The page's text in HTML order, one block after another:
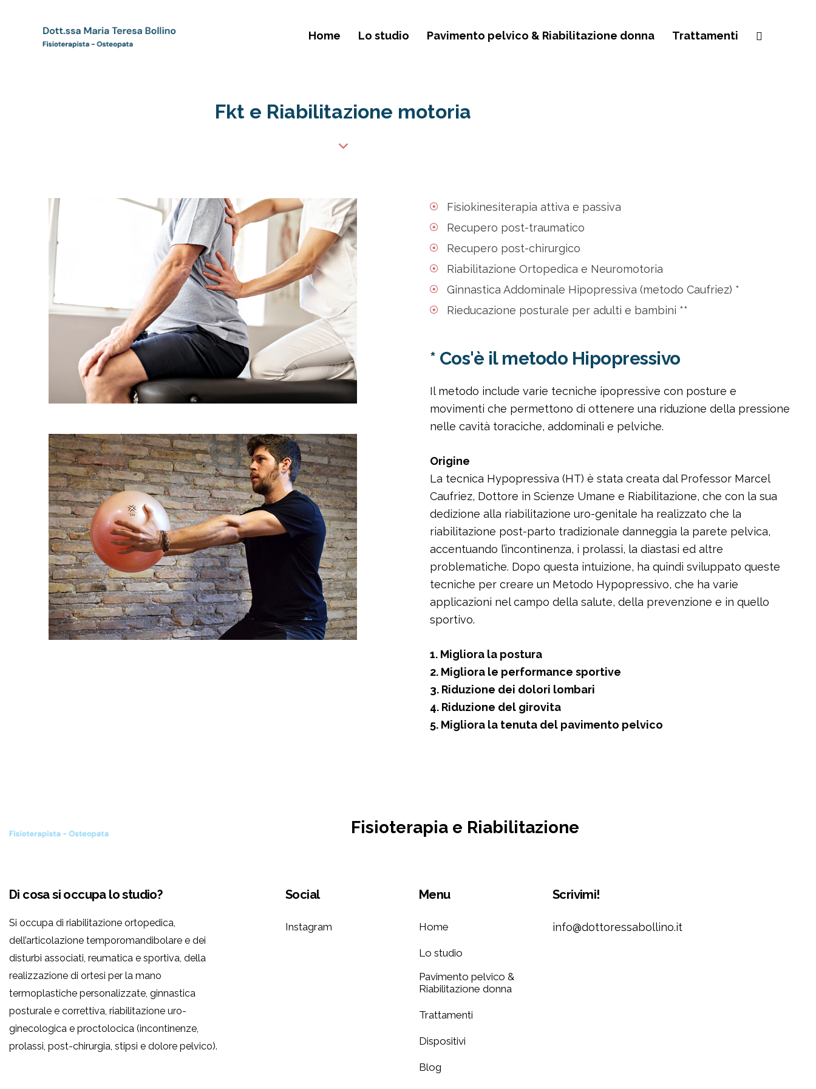
Home Lo studio Pavimento pelvico & Riabilitazione donna Trattamenti
Fkt e Riabilitazione motoria
Fisiokinesiterapia attiva e passiva
Recupero post-traumatico
Recupero post-chirurgico
Riabilitazione Ortopedica e Neuromotoria
Ginnastica Addominale Hipopressiva (metodo Caufriez) *
Rieducazione posturale per adulti e bambini **
* Cos'è il metodo Hipopressivo
Il metodo include varie tecniche ipopressive con posture e
movimenti che permettono di ottenere una riduzione della pressione
nelle cavità toraciche, addominali e pelviche.
Origine
La tecnica Hypopressiva (HT) è stata creata dal Professor Marcel
Caufriez, Dottore in Scienze Umane e Riabilitazione, che con la sua
dedizione alla riabilitazione uro-genitale ha realizzato che la
riabilitazione post-parto tradizionale danneggia la parete pelvica,
accentuando l’incontinenza, i prolassi, la diastasi ed altre
problematiche. Dopo questa intuizione, ha quindi sviluppato queste
tecniche per creare un Metodo Hypopressivo, che ha varie
applicazioni nel campo della salute, della prevenzione e in quello
sportivo.
1. Migliora la postura
2. Migliora le performance sportive
3. Riduzione dei dolori lombari
4. Riduzione del girovita
5. Migliora la tenuta del pavimento pelvico
Fisioterapia e Riabilitazione
Di cosa si occupa lo studio?
Si occupa di riabilitazione ortopedica,
dell’articolazione temporomandibolare e dei
disturbi associati, reumatica e sportiva, della
realizzazione di ortesi per la mano
termoplastiche personalizzate, ginnastica
posturale e correttiva, riabilitazione uro-
ginecologica e proctolocica (incontinenze,
prolassi, post-chirurgia, stipsi e dolore pelvico).
Social
Instagram
Menu
Home
Lo studio
Pavimento pelvico &
Riabilitazione donna
Trattamenti
Dispositivi
Blog
Scrivimi!
info@dottoressabollino.it